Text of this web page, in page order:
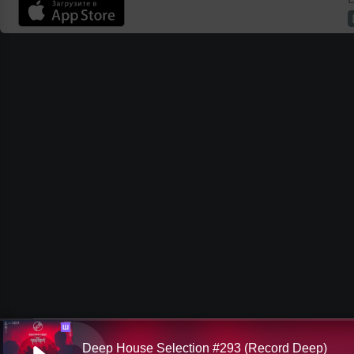
Ш
Deep House Selection #293 (Record Deep)